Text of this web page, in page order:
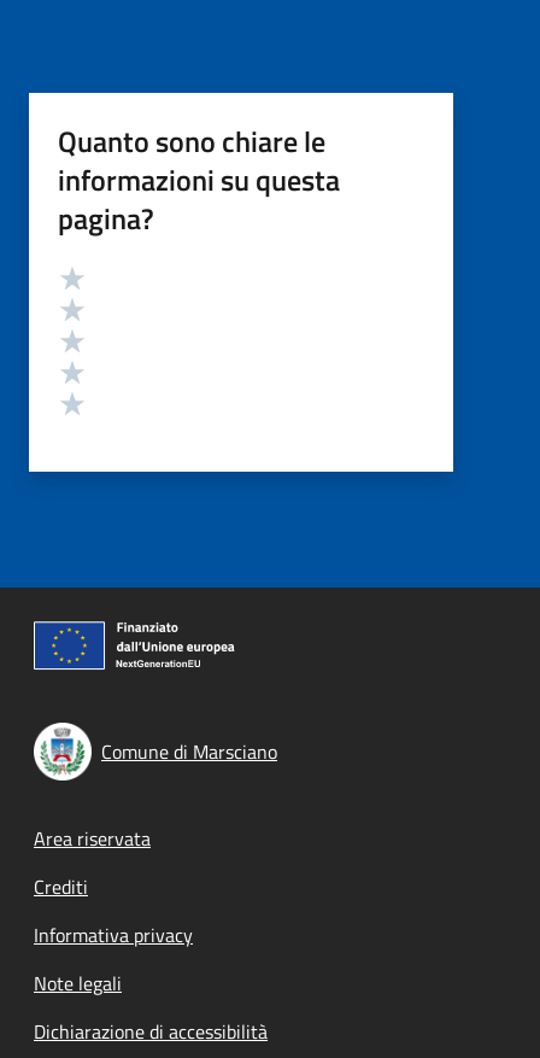
Quanto sono chiare le
informazioni su questa
pagina?
Valutazione
Comune di Marsciano
Footer menu
Area riservata
Crediti
Informativa privacy
Note legali
Dichiarazione di accessibilità